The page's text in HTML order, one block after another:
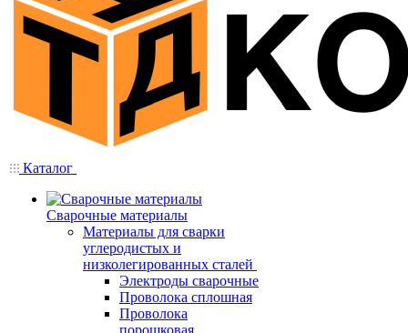
Каталог
Сварочные материалы
Материалы для сварки
углеродистых и
низколегированных сталей
Электроды сварочные
Проволока сплошная
Проволока
порошковая